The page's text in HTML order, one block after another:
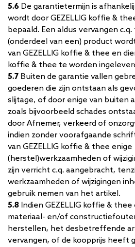
5.6 De garantietermijn is
wordt door GEZELLIG koffie &
bepaald. Een aldus vervangen
(onderdeel van een) product
van GEZELLIG koffie & thee en
koffie & thee te worden
5.7 Buiten de garantie vallen
goederen die zijn ontstaan als
slijtage, of door enige van buiten
zoals bijvoorbeeld schades
door Afnemer, verkeerd of
indien zonder voorafgaande
van GEZELLIG koffie & thee enige
(herstel)werkzaamheden of
zijn verricht c.q. aangebracht,
werkzaamheden of wijzigingen
gebruik nemen van het artikel.
5.8 Indien GEZELLIG koffie &
materiaal- en/of
herstellen, het desbetreffende
vervangen, of de koopprijs heeft